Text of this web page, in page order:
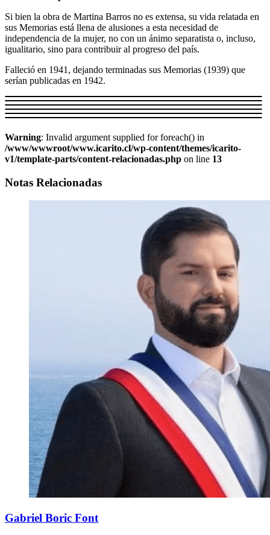
Si bien la obra de Martina Barros no es extensa, su vida relatada en
sus Memorias está llena de alusiones a esta necesidad de
independencia de la mujer, no con un ánimo separatista o, incluso,
igualitario, sino para contribuir al progreso del país.
Falleció en 1941, dejando terminadas sus Memorias (1939) que
serían publicadas en 1942.
Warning: Invalid argument supplied for foreach() in
/www/wwwroot/www.icarito.cl/wp-content/themes/icarito-
v1/template-parts/content-relacionadas.php on line 13
Notas Relacionadas
Gabriel Boric Font